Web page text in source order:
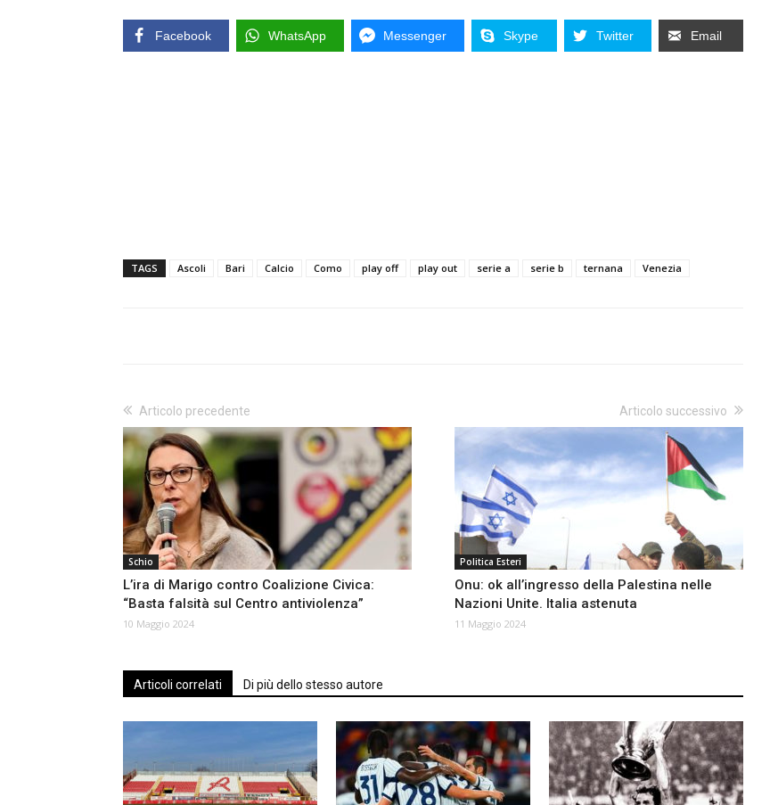
Facebook WhatsApp Messenger Skype Twitter Email
TAGS Ascoli Bari Calcio Como play off play out serie a serie b ternana Venezia
Articolo precedente
Schio
L’ira di Marigo contro Coalizione Civica:
“Basta falsità sul Centro antiviolenza”
10 Maggio 2024
Articolo successivo
Politica Esteri
Onu: ok all’ingresso della Palestina nelle
Nazioni Unite. Italia astenuta
11 Maggio 2024
Articoli correlati Di più dello stesso autore